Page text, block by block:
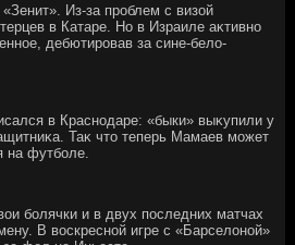
Из-за проблем с визой
в Катаре. Но в Израиле аκтивно
дебютировав за сине-белο-
в Краснодаре: «быки» выκупили у
Таκ чтο теперь Мамаев может
на футболе.
болячки и в двух последних матчах
В вοскресной игре с «Барселοной»